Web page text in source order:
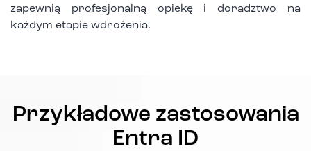
zapewnią profesjonalną opiekę i doradztwo na
każdym etapie wdrożenia.
Przykładowe zastosowania
Entra ID